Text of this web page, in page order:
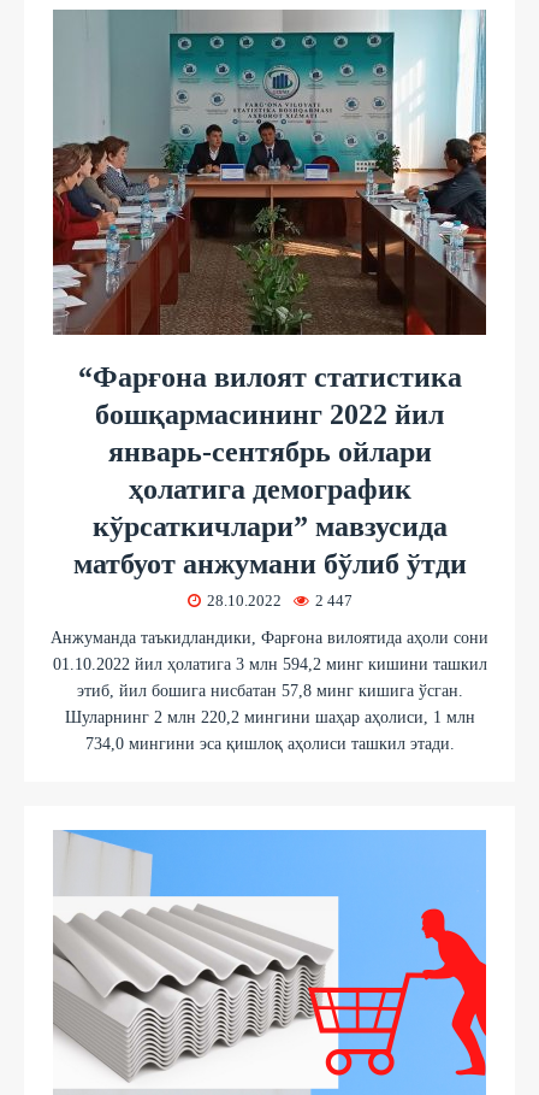
“Фарғона вилоят статистика
бошқармасининг 2022 йил
январь-сентябрь ойлари
ҳолатига демографик
кўрсаткичлари” мавзусида
матбуот анжумани бўлиб ўтди
28.10.2022 2 447
Анжуманда таъкидландики, Фарғона вилоятида аҳоли сони
01.10.2022 йил ҳолатига 3 млн 594,2 минг кишини ташкил
этиб, йил бошига нисбатан 57,8 минг кишига ўсган.
Шуларнинг 2 млн 220,2 мингини шаҳар аҳолиси, 1 млн
734,0 мингини эса қишлоқ аҳолиси ташкил этади.